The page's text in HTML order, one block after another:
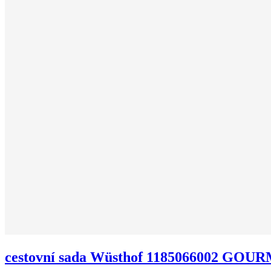
cestovní sada Wüsthof 1185066002